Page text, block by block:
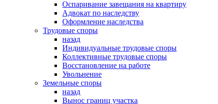
Оспаривание завещания на квартиру
Адвокат по наследству
Оформление наследства
Трудовые споры
назад
Индивидуальные трудовые споры
Коллективные трудовые споры
Восстановление на работе
Увольнение
Земельные споры
назад
Вынос границ участка